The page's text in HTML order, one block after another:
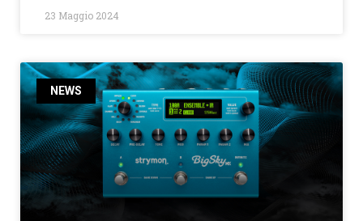
23 Maggio 2024
NEWS